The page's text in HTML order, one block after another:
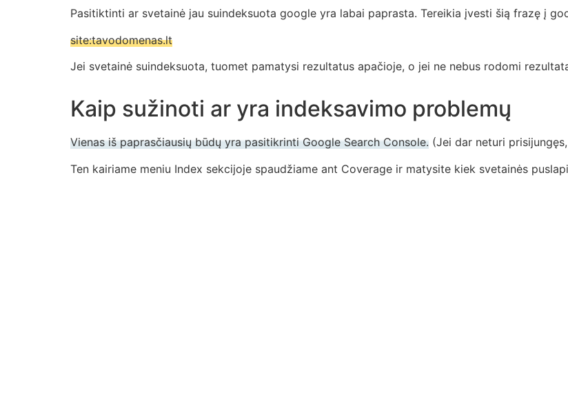
Pasitiktinti ar svetainė jau suindeksuota google yra labai paprasta. Tereikia įvesti šią frazę į
site:tavodomenas.lt
Jei svetainė suindeksuota, tuomet pamatysi rezultatus apačioje, o jei ne nebus rodomi
Kaip sužinoti ar yra indeksavimo problemų
Vienas iš paprasčiausių būdų yra pasitikrinti Google Search Console. (Jei dar neturi
Ten kairiame meniu Index sekcijoje spaudžiame ant Coverage ir matysite kiek svetainės